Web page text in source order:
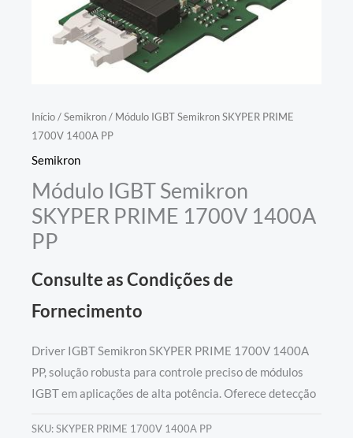
Início/Semikron/ Módulo IGBT Semikron SKYPER PRIME
1700V 1400A PP
Semikron
Módulo IGBT Semikron
SKYPER PRIME 1700V 1400A
PP
Consulte as Condições de
Fornecimento
Driver IGBT Semikron SKYPER PRIME 1700V 1400A
PP, solução robusta para controle preciso de módulos
IGBT em aplicações de alta potência. Oferece detecção
SKU:SKYPER PRIME 1700V 1400A PP